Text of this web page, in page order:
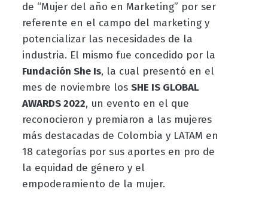
de “Mujer del año en Marketing” por ser
referente en el campo del marketing y
potencializar las necesidades de la
industria. El mismo fue concedido por la
Fundación She Is, la cual presentó en el
mes de noviembre los SHE IS GLOBAL
AWARDS 2022, un evento en el que
reconocieron y premiaron a las mujeres
más destacadas de Colombia y LATAM en
18 categorías por sus aportes en pro de
la equidad de género y el
empoderamiento de la mujer.